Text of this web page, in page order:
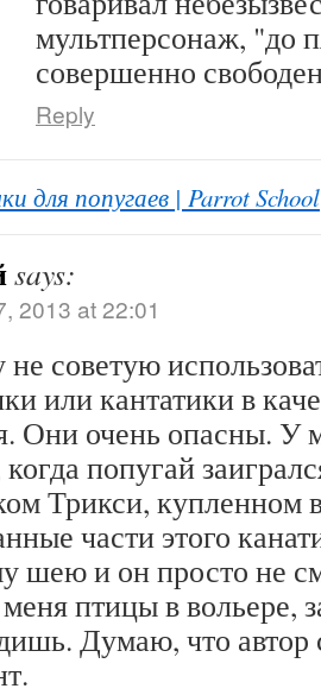
мультперсонаж, "до
совершенно
Reply
для попугаев | Parrot School
says:
2013 at 22:01
советую
или кантатики в
Они очень опасны. У
когда попугай
Трикси, купленном
части этого
шею и он просто не
птицы в вольере,
Думаю, что автор